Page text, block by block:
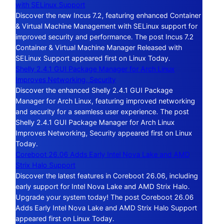
with SELinux Support
Discover the new Incus 7.2, featuring enhanced Container
& Virtual Machine Management with SELinux support for
improved security and performance. The post Incus 7.2
Container & Virtual Machine Manager Released with
SELinux Support appeared first on Linux Today.
Shelly 2.4.1 GUI Package Manager for Arch Linux
Improves Networking, Security
Discover the enhanced Shelly 2.4.1 GUI Package
Manager for Arch Linux, featuring improved networking
and security for a seamless user experience. The post
Shelly 2.4.1 GUI Package Manager for Arch Linux
Improves Networking, Security appeared first on Linux
Today.
Coreboot 26.06 Adds Early Intel Nova Lake and AMD
Strix Halo Support
Discover the latest features in Coreboot 26.06, including
early support for Intel Nova Lake and AMD Strix Halo.
Upgrade your system today! The post Coreboot 26.06
Adds Early Intel Nova Lake and AMD Strix Halo Support
appeared first on Linux Today.